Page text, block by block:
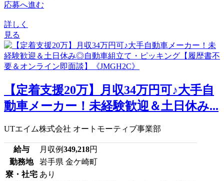
応募へ進む
詳しく
見る
【定着支援20万】月収34万円可♪大手自
動車メーカー！未経験歓迎＆土日休み...
UTエイム株式会社 オートモーティブ事業部
給与 月収例349,218円
勤務地
岩手県 金ケ崎町
寮・社宅 あり